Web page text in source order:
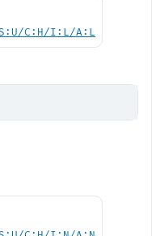
S:U/C:H/I:L/A:L